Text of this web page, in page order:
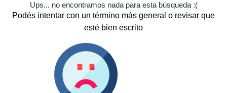
Ups... no encontramos nada para esta búsqueda :(
Podés intentar con un término más general o revisar que
esté bien escrito